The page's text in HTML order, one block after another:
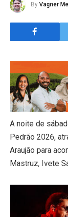
By Vagner
A noite de
Pedrão 2026,
Araujão para
Mastruz, Ivete